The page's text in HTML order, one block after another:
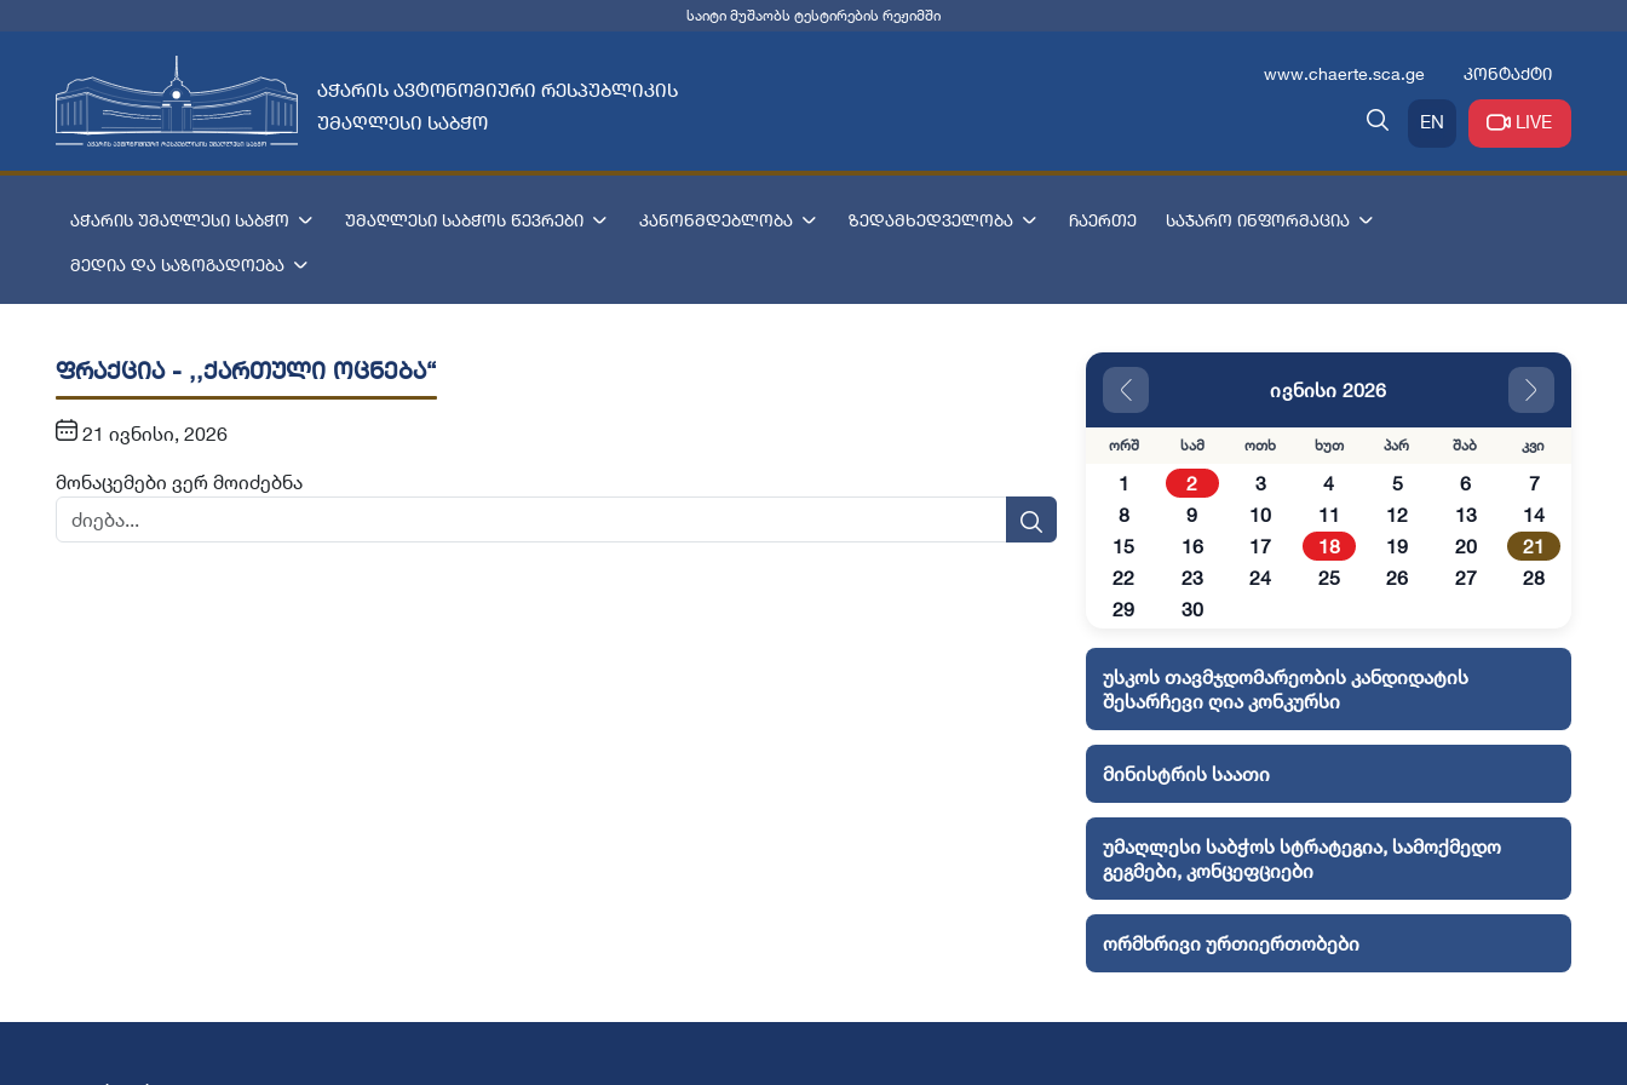
საიტი მუშაობს ტესტირების რეჟიმში
აჭარის ავტონომიური რესპუბლიკის
უმაღლესი საბჭო
www.chaerte.sca.ge კონტაქტი
EN LIVE
აჭარის უმაღლესი საბჭო უმაღლესი საბჭოს წევრები კანონმდებლობა ზედამხედველობა ჩაერთე საჯარო ინფორმაცია
მედია და საზოგადოება
ფრაქცია - ,,ქართული ოცნება“
21 ივნისი, 2026
მონაცემები ვერ მოიძებნა
ივნისი 2026
ორშ სამ ოთხ ხუთ პარ შაბ კვი
1 2 3 4 5 6
7
8
9 10 11 12 13
14
15
16 17 18 19 20
21
22
23 24 25 26 27
28
29
30
უსკოს თავმჯდომარეობის კანდიდატის
შესარჩევი ღია კონკურსი
მინისტრის საათი
უმაღლესი საბჭოს სტრატეგია, სამოქმედო
გეგმები, კონცეფციები
ორმხრივი ურთიერთობები